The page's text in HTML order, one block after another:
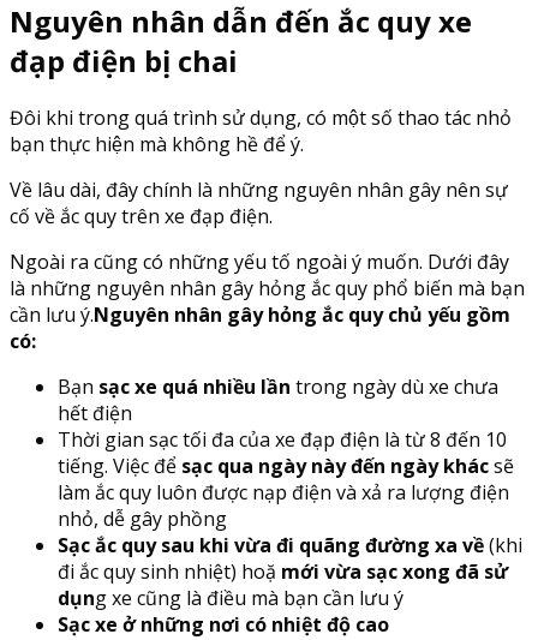
Nguyên nhân dẫn đến ắc quy xe
đạp điện bị chai
Đôi khi trong quá trình sử dụng, có một số thao tác nhỏ
bạn thực hiện mà không hề để ý.
Về lâu dài, đây chính là những nguyên nhân gây nên sự
cố về ắc quy trên xe đạp điện.
Ngoài ra cũng có những yếu tố ngoài ý muốn. Dưới đây
là những nguyên nhân gây hỏng ắc quy phổ biến mà bạn
cần lưu ý.Nguyên nhân gây hỏng ắc quy chủ yếu gồm
có:
Bạn sạc xe quá nhiều lần trong ngày dù xe chưa
hết điện
Thời gian sạc tối đa của xe đạp điện là từ 8 đến 10
tiếng. Việc để sạc qua ngày này đến ngày khácsẽ
làm ắc quy luôn được nạp điện và xả ra lượng điện
nhỏ, dễ gây phồng
Sạc ắc quy sau khi vừa đi quãng đường xa về(khi
đi ắc quy sinh nhiệt) hoặ mới vừa sạc xong đã sử
dụng xe cũng là điều mà bạn cần lưu ý
Sạc xe ở những nơi có nhiệt độ cao